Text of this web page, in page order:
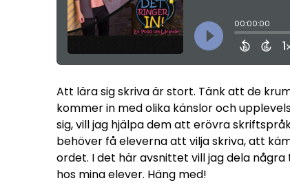
Att lära sig skriva är stort. Tänk att de
kommer in med olika känslor och
sig, vill jag hjälpa dem att erövra
behöver få eleverna att vilja skriva, att
ordet. I det här avsnittet vill jag dela
hos mina elever. Häng med!